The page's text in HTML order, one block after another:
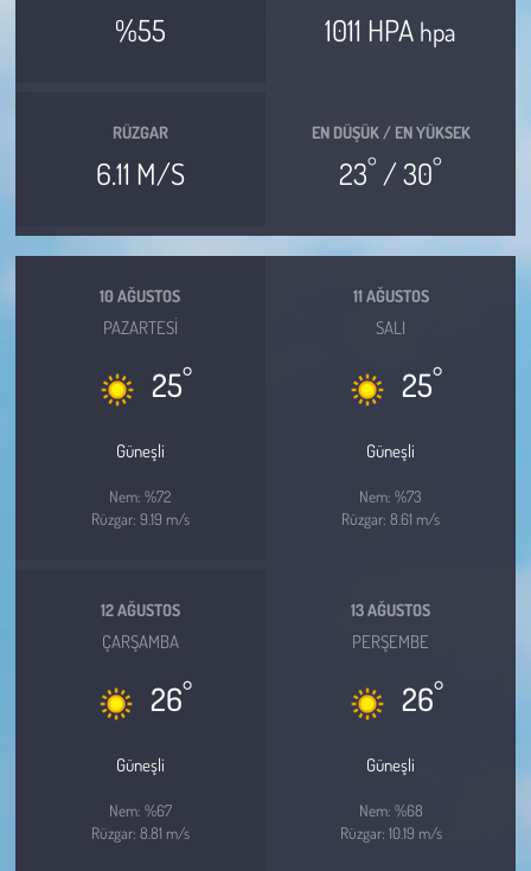
%55 1011 HPA hpa
RÜZGAR
6.11 M/S
EN DÜŞÜK / EN YÜKSEK
23° / 30°
10 AĞUSTOS
PAZARTESI
25°
Güneşli
Nem: %72
Rüzgar: 9.19 m/s
11 AĞUSTOS
SALI
25°
Güneşli
Nem: %73
Rüzgar: 8.61 m/s
12 AĞUSTOS
ÇARŞAMBA
26°
Güneşli
Nem: %67
Rüzgar: 8.81 m/s
13 AĞUSTOS
PERŞEMBE
26°
Güneşli
Nem: %68
Rüzgar: 10.19 m/s
Vefat İlanları
Kent
Eğlence